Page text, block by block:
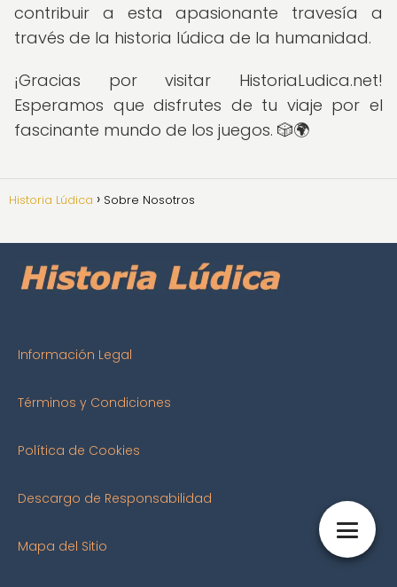
contribuir a esta apasionante travesía a
través de la historia lúdica de la humanidad.
¡Gracias por visitar HistoriaLudica.net!
Esperamos que disfrutes de tu viaje por el
fascinante mundo de los juegos. 🎲🌍
Historia Lúdica Sobre Nosotros
Información Legal
Términos y Condiciones
Política de Cookies
Descargo de Responsabilidad
Mapa del Sitio